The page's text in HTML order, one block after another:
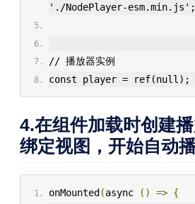
'./NodePlayer-
// 播放器实例
const player = ref(null);
4.在组件加载时创建
绑定视图，开始自动
onMounted (async () => {